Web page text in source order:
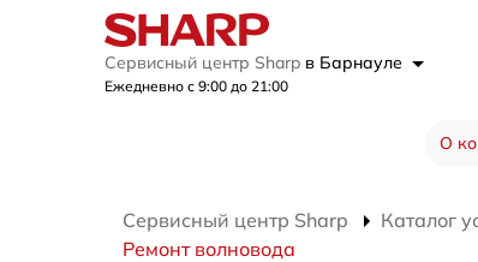
Сервисный центр Sharp в Барнауле
Ежедневно с 9:00 до 21:00
О
Сервисный центр Sharp Каталог
Ремонт волновода